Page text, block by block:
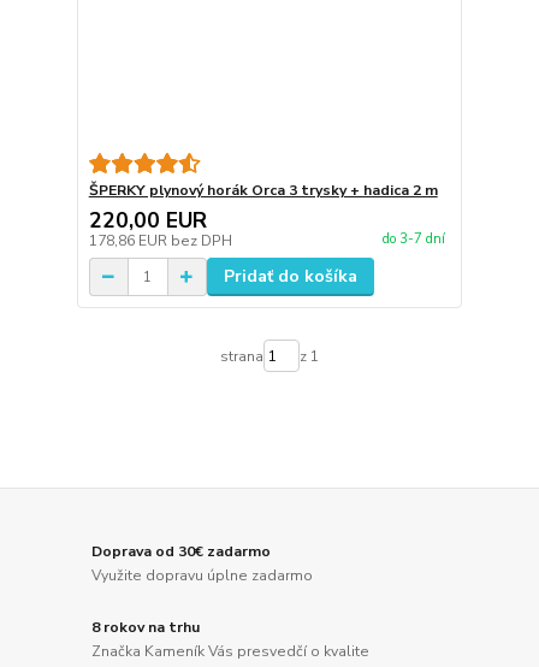
ŠPERKY plynový horák Orca 3 trysky + hadica 2 m
220,00 EUR
178,86 EUR bez DPH do 3-7 dní
Pridať do košíka
strana z 1
Doprava od 30€ zadarmo
Využite dopravu úplne zadarmo
8 rokov na trhu
Značka Kameník Vás presvedčí o kvalite